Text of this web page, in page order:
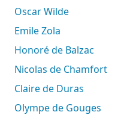
Oscar Wilde
Emile Zola
Honoré de Balzac
Nicolas de Chamfort
Claire de Duras
Olympe de Gouges